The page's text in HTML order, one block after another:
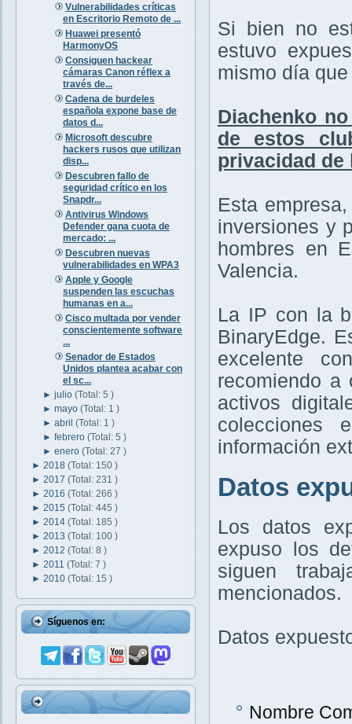
Vulnerabilidades críticas
en Escritorio Remoto de ...
Huawei presentó
HarmonyOS
Consiguen hackear
cámaras Canon réflex a
través de...
Cadena de burdeles
española expone base de
datos d...
Microsoft descubre
hackers rusos que utilizan
disp...
Descubren fallo de
seguridad crítico en los
Snapdr...
Antivirus Windows
Defender gana cuota de
mercado: ...
Descubren nuevas
vulnerabilidades en WPA3
Apple y Google
suspenden las escuchas
humanas en a...
Cisco multada por vender
conscientemente software
...
Senador de Estados
Unidos plantea acabar con
el sc...
►julio(Total: 5 )
►mayo(Total: 1 )
►abril(Total: 1 )
►febrero(Total: 5 )
►enero(Total: 27 )
► 2018 (Total: 150 )
► 2017 (Total: 231 )
► 2016 (Total: 266 )
► 2015 (Total: 445 )
► 2014 (Total: 185 )
► 2013 (Total: 100 )
► 2012 (Total: 8 )
► 2011 (Total: 7 )
► 2010 (Total: 15 )
Síguenos en:
Si bien no
estuvo
mismo día
Diachenko
de estos
privacidad de
Esta
inversiones y
hombres en
Valencia.
La IP con la
BinaryEdge.
excelente
recomiendo a
activos
información
Datos
Los datos
expuso los
siguen
mencionados.
Datos
Nombre